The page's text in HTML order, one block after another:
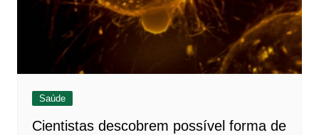
Saúde
Cientistas descobrem possível forma de